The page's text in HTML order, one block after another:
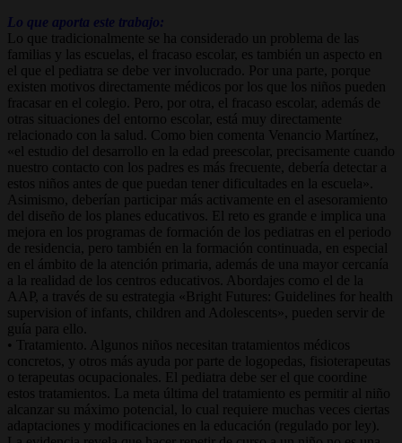
Lo que aporta este trabajo:
Lo que tradicionalmente se ha considerado un problema de las
familias y las escuelas, el fracaso escolar, es también un aspecto en
el que el pediatra se debe ver involucrado. Por una parte, porque
existen motivos directamente médicos por los que los niños pueden
fracasar en el colegio. Pero, por otra, el fracaso escolar, además de
otras situaciones del entorno escolar, está muy directamente
relacionado con la salud. Como bien comenta Venancio Martínez,
«el estudio del desarrollo en la edad preescolar, precisamente cuando
nuestro contacto con los padres es más frecuente, debería detectar a
estos niños antes de que puedan tener dificultades en la escuela».
Asimismo, deberían participar más activamente en el asesoramiento
del diseño de los planes educativos. El reto es grande e implica una
mejora en los programas de formación de los pediatras en el periodo
de residencia, pero también en la formación continuada, en especial
en el ámbito de la atención primaria, además de una mayor cercanía
a la realidad de los centros educativos. Abordajes como el de la
AAP, a través de su estrategia «Bright Futures: Guidelines for health
supervision of infants, children and Adolescents», pueden servir de
guía para ello.
• Tratamiento. Algunos niños necesitan tratamientos médicos
concretos, y otros más ayuda por parte de logopedas, fisioterapeutas
o terapeutas ocupacionales. El pediatra debe ser el que coordine
estos tratamientos. La meta última del tratamiento es permitir al niño
alcanzar su máximo potencial, lo cual requiere muchas veces ciertas
adaptaciones y modificaciones en la educación (regulado por ley).